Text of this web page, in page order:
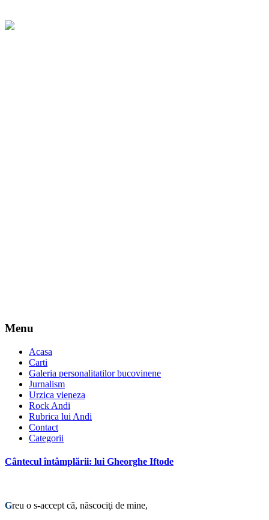
Menu
Acasa
Carti
Galeria personalitatilor bucovinene
Jurnalism
Urzica vieneza
Rock Andi
Rubrica lui Andi
Contact
Categorii
Cântecul întâmplării: lui Gheorghe Iftode
Greu o s-accept că, născociţi de mine,